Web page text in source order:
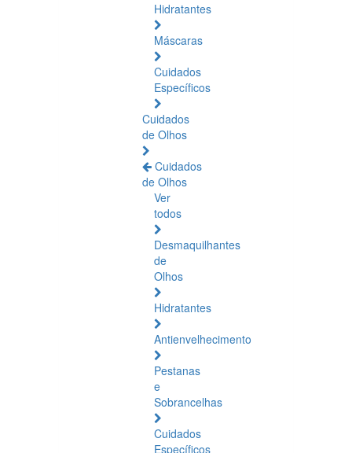
Hidratantes
Máscaras
Cuidados
Específicos
Cuidados
de Olhos
Cuidados
de Olhos
Ver
todos
Desmaquilhantes
de
Olhos
Hidratantes
Antienvelhecimento
Pestanas
e
Sobrancelhas
Cuidados
Específicos